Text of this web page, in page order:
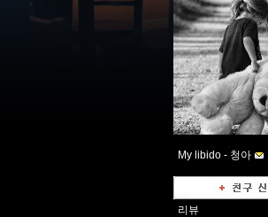
My libido - 청아
리뷰